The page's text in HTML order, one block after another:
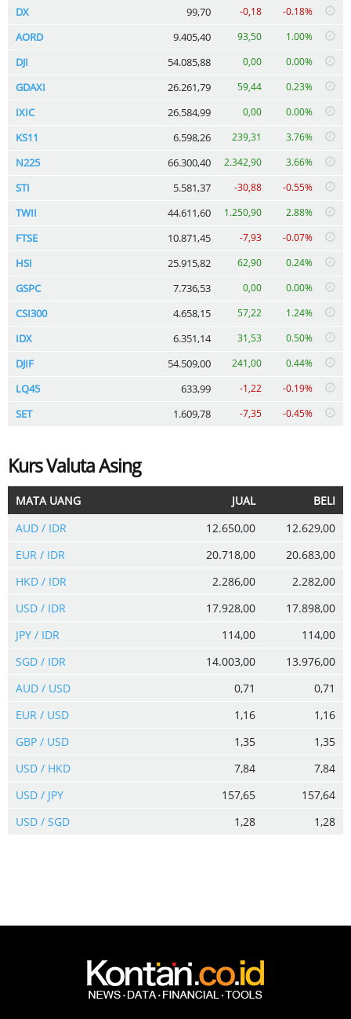
DX 99,70 -0,18 -0.18%
AORD 9.405,40 93,50 1.00%
DJI 54.085,88 0,00 0.00%
GDAXI 26.261,79 59,44 0.23%
IXIC 26.584,99 0,00 0.00%
KS11 6.598,26 239,31 3.76%
N225 66.300,40 2.342,90 3.66%
STI 5.581,37 -30,88 -0.55%
TWII 44.611,60 1.250,90 2.88%
FTSE 10.871,45 -7,93 -0.07%
HSI 25.915,82 62,90 0.24%
GSPC 7.736,53 0,00 0.00%
CSI300 4.658,15 57,22 1.24%
IDX 6.351,14 31,53 0.50%
DJIF 54.509,00 241,00 0.44%
LQ45 633,99 -1,22 -0.19%
SET 1.609,78 -7,35 -0.45%
Kurs Valuta Asing
MATA UANG JUAL
BELI
AUD / IDR
12.650,00
12.629,00
EUR / IDR
20.718,00
20.683,00
HKD / IDR
2.286,00
2.282,00
USD / IDR
17.928,00
17.898,00
JPY / IDR
114,00
114,00
SGD / IDR
14.003,00
13.976,00
AUD / USD
0,71
0,71
EUR / USD
1,16
1,16
GBP / USD
1,35
1,35
USD / HKD
7,84
7,84
USD / JPY
157,65
157,64
USD / SGD
1,28 1,28